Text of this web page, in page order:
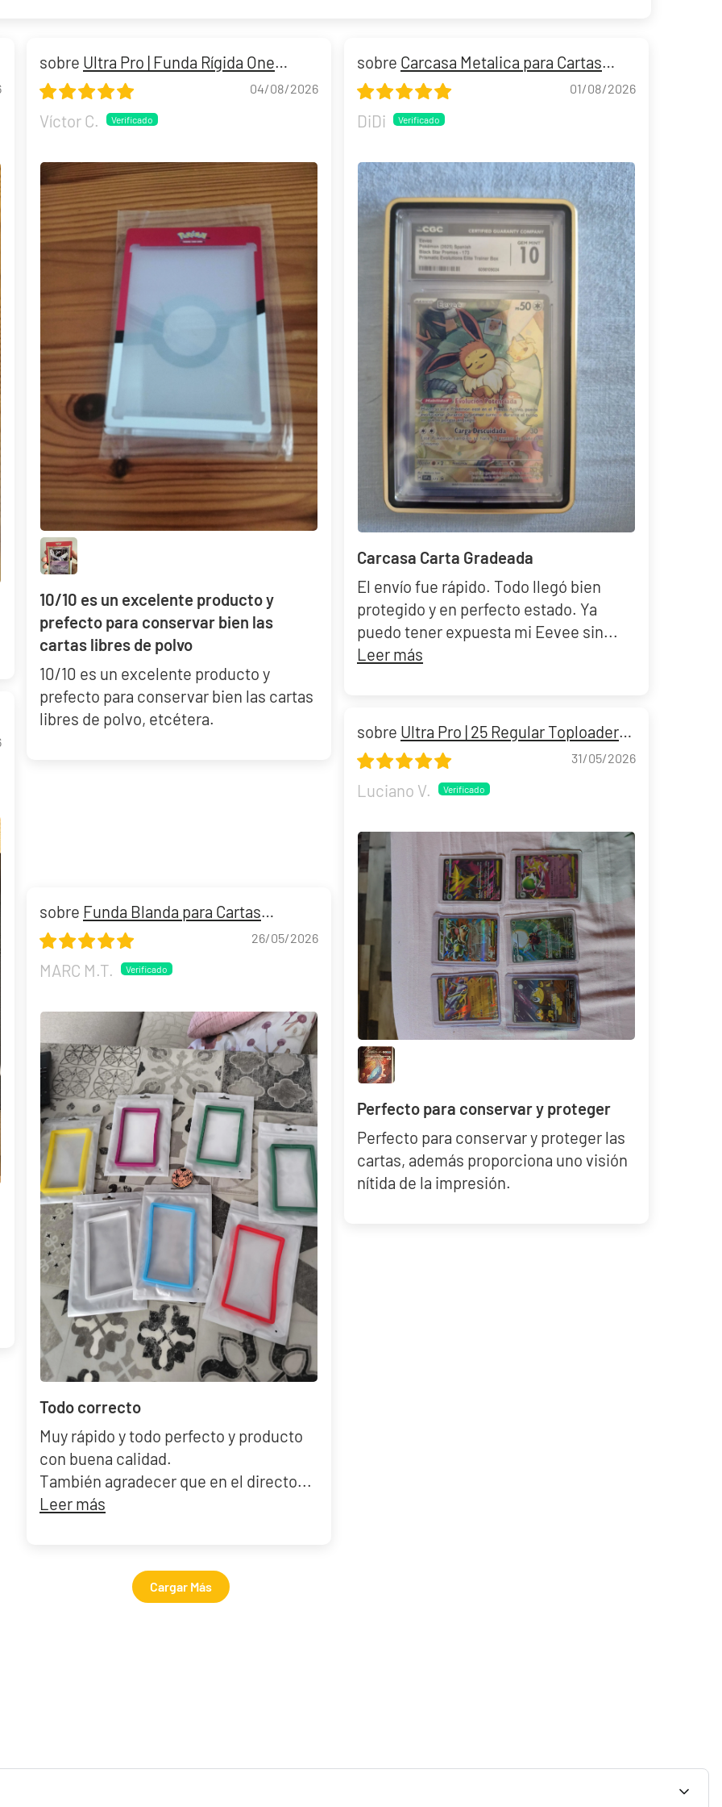
Riley McKay "KSI's Gardevoir" Mazo World Championship 2025 Deck
29,90 €
¡Últimas unidades!
Build and Battle Unbroken Bonds | Vínculos Indestructibles
379,90 €
¡Última unidad!
Build and Battle Lost Thunder | Truenos Perdidos
299,90 €
Ultra Pro | Funda Rígida One
Touch 35 Pokémon TCG
04/08/2026
Víctor C.
10/10 es un excelente producto y
prefecto para conservar bien las
cartas libres de polvo
10/10 es un excelente producto y
prefecto para conservar bien las cartas
libres de polvo, etcétera.
Carcasa Metalica para Cartas
Gradeadas PSA/CGC
01/08/2026
DiDi
Carcasa Carta Gradeada
El envío fue rápido. Todo llegó bien
protegido y en perfecto estado. Ya
puedo tener expuesta mi Eevee sin...
Leer más
Ultra Pro | 25 Regular Toploaders
3x4"
31/05/2026
Luciano V.
Perfecto para conservar y proteger
Perfecto para conservar y proteger las
cartas, además proporciona uno visión
nítida de la impresión.
Funda Blanda para Cartas
Gradeadas PSA/CGC
26/05/2026
MARC M.T.
Todo correcto
Muy rápido y todo perfecto y producto
con buena calidad.
También agradecer que en el directo...
Leer más
Cargar Más